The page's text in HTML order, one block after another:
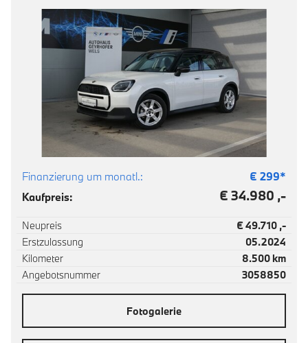
Finanzierung um monatl.: € 299*
Kaufpreis:
€ 34.980 ,-
Neupreis
€ 49.710 ,-
Erstzulassung
05.2024
Kilometer
8.500 km
Angebotsnummer
3058850
Fotogalerie